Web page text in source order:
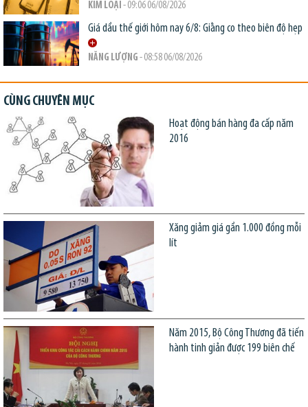
KIM LOẠI - 09:06 06/08/2026
Giá dầu thế giới hôm nay 6/8: Giằng co theo biên độ hẹp
NĂNG LƯỢNG - 08:58 06/08/2026
CÙNG CHUYÊN MỤC
Hoạt động bán hàng đa cấp năm
2016
Xăng giảm giá gần 1.000 đồng mỗi
lít
Năm 2015, Bộ Công Thương đã tiến
hành tinh giản được 199 biên chế